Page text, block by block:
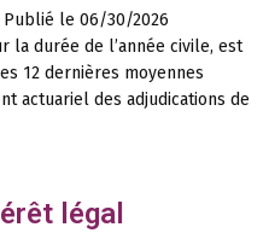
Publié le 06/30/2026
la durée de l’année civile, est
12 dernières moyennes
actuariel des adjudications de
légal